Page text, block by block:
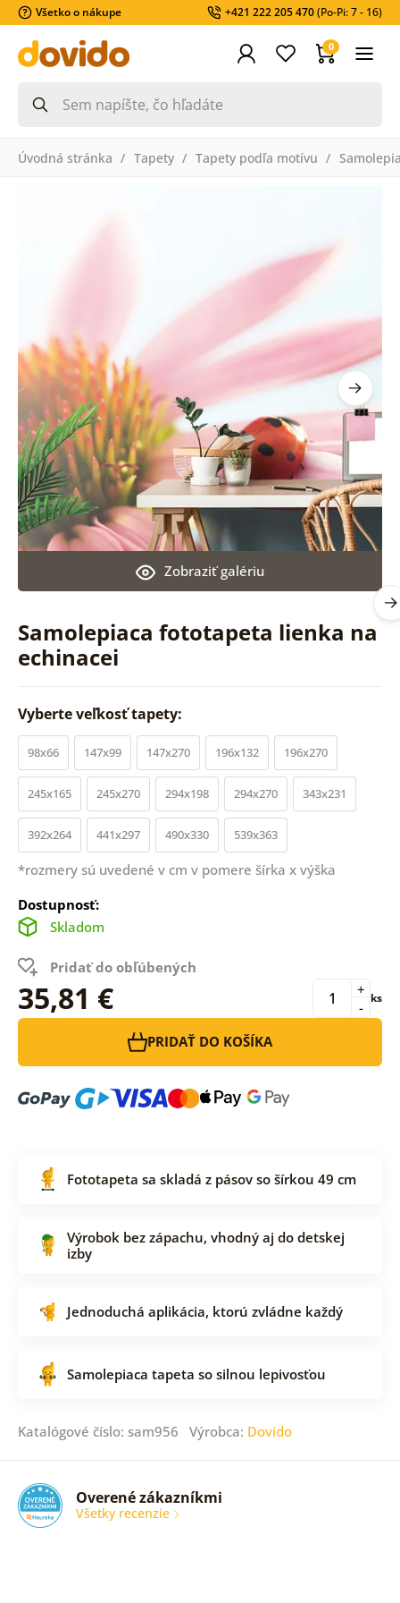
Všetko o nákupe +421 222 205 470(Po-Pi: 7 - 16)
0
Úvodná stránka Tapety Tapety podľa motívu
Samolepiaca fototapeta lienka na
echinacei
Zobraziť galériu
Vyberte veľkosť tapety:
98x66 147x99 147x270 196x132 196x270
245x165 245x270 294x198 294x270 343x231
392x264 441x297 490x330 539x363
*rozmery sú uvedené v cm v pomere šírka x výška
Dostupnosť:
Skladom
Pridať do obľúbených
35,81 € -
+ ks
PRIDAŤ DO KOŠÍKA
Fototapeta sa skladá z pásov so šírkou 49 cm
Výrobok bez zápachu, vhodný aj do detskej
izby
Jednoduchá aplikácia, ktorú zvládne každý
Samolepiaca tapeta so silnou lepivosťou
Katalógové číslo: sam956 Výrobca: Dovido
Overené zákazníkmi
Všetky recenzie